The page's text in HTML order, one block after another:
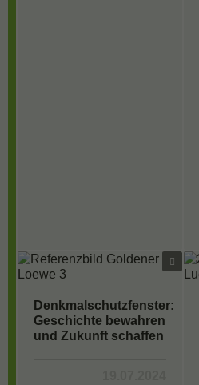
Denkmalschutzfenster:
Geschichte bewahren
und Zukunft schaffen